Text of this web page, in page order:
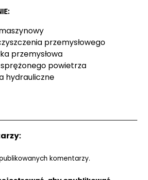
przemysłowego
przemysłowa
powietrza
hydrauliczne
komentarzy.